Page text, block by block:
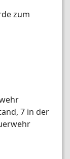
zum
7 in der